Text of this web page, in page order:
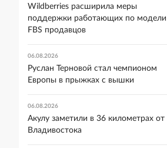
Wildberries расширила меры
поддержки работающих по модели
FBS продавцов
06.08.2026
Руслан Терновой стал чемпионом
Европы в прыжках с вышки
06.08.2026
Акулу заметили в 36 километрах от
Владивостока